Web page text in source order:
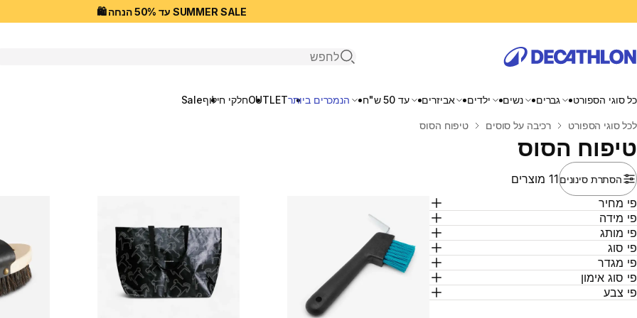
SUMMER SALE עד 50% הנחה 🛍️
פתיחת חיפוש
כל סוגי הספורט גברים נשים ילדים אביזרים עד 50 ש"ח הנמכרים ביותרOUTLETחלקי חילוףSale
בית
לכל סוגי הספורט רכיבה על סוסים טיפוח הסוס
טיפוח הסוס
הסתרת סינונים11 מוצרים
מחיר
מידה
מותג
סוג
מגדר
סוג אימון
צבע